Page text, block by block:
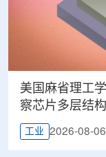
美国麻省理工
察芯片多层结
工业 2026-08-06